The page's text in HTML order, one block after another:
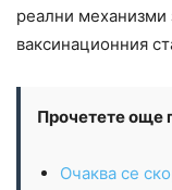
реални механизми
ваксинационния
Прочетете още
Очаква се